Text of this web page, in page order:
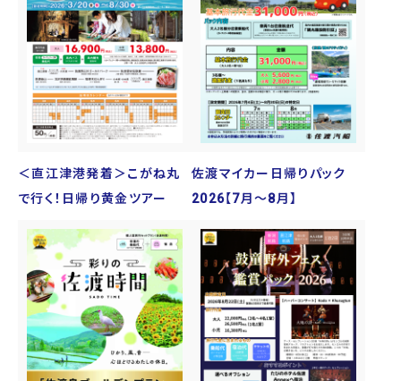
＜直江津港発着＞こがね丸
で行く！日帰り黄金ツアー
佐渡マイカー日帰りパック
2026【7月～8月】